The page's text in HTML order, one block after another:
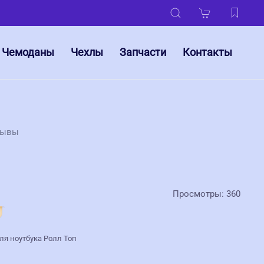
Чемоданы Чехлы Запчасти Контакты
Просмотры: 360
ноутбука Ролл Топ